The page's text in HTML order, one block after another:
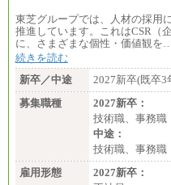
東芝グループでは、人材の採用
推進しています。これはCSR（
に、さまざまな個性・価値観を
続きを読む
新卒／中途
2027新卒(既卒3
募集職種
2027新卒：
技術職、事務職
中途：
技術職、事務職
雇用形態
2027新卒：